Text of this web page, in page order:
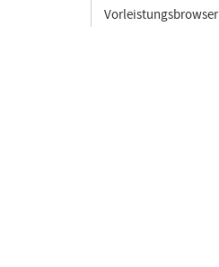
Vorleistungsbrowser